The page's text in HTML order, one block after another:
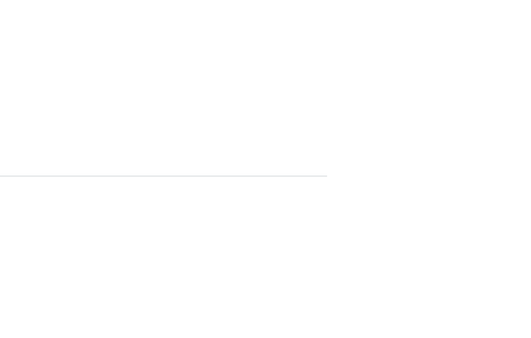
mathématiques : l’échelle...